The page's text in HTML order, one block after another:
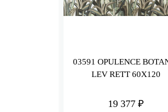
03591 OPULENCE
LEV RETT 60X120
19 377 ₽